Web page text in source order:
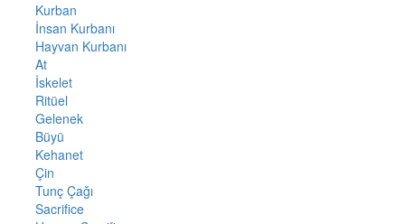
Kurban
İnsan Kurbanı
Hayvan Kurbanı
At
İskelet
Ritüel
Gelenek
Büyü
Kehanet
Çin
Tunç Çağı
Sacrifice